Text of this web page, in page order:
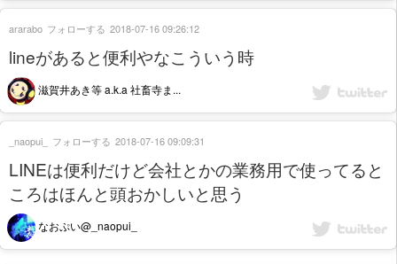
lineがあると便利やなこういう時
滋賀井あき等 a.k.a 社畜寺ま...
ararabo フォローする 2018-07-16 09:26:12
LINEは便利だけど会社とかの業務用で使ってると
ころはほんと頭おかしいと思う
なおぷい@_naopui_
_naopui_ フォローする 2018-07-16 09:09:31